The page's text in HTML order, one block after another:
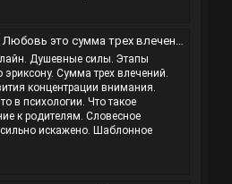
влечений. Соционика интертипные отношения. Мудрый человек.
Душевные силы. Этапы
Сумма трех влечений.
концентрации внимания.
в психологии. Что такое
к родителям. Словесное
искажено. Шаблонное